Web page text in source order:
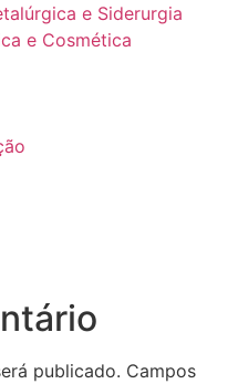
e Siderurgia
e Cosmética
publicado. Campos